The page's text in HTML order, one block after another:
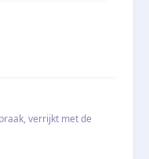
verrijkt met de